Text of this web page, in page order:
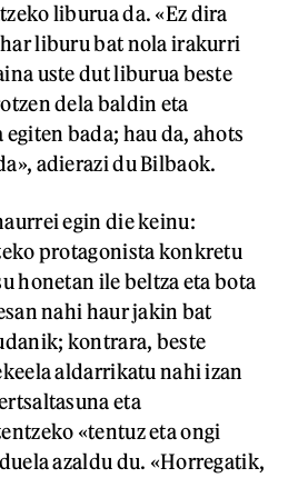
liburua da. «Ez dira
liburu bat nola irakurri
uste dut liburua beste
dela baldin eta
bada; hau da, ahots
adierazi du Bilbaok.
egin die keinu:
protagonista konkretu
honetan ile beltza eta bota
nahi haur jakin bat
kontrara, beste
aldarrikatu nahi izan
eta
«tentuz eta ongi
azaldu du. «Horregatik,